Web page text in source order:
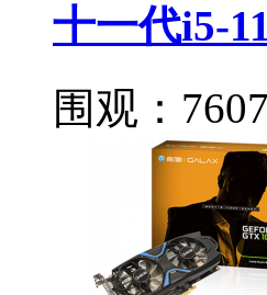
十一代i5-
围观：